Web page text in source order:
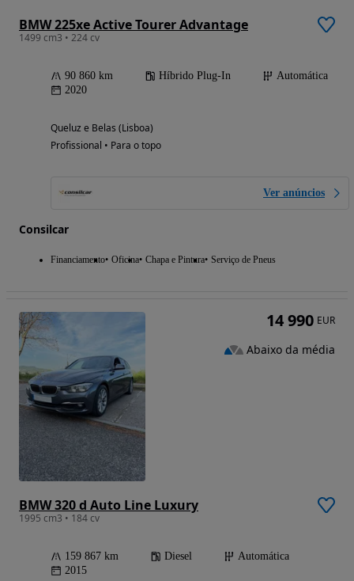
BMW 225xe Active Tourer Advantage
1499 cm3 • 224 cv
90 860 km Híbrido Plug-In
Automática
2020
Queluz e Belas (Lisboa)
Profissional • Para o topo
Ver anúncios
Consilcar
Financiamento Oficina Chapa e Pintura Serviço de Pneus
BMW 320 d Auto Line Luxury
1995 cm3 • 184 cv
159 867 km Diesel
Automática
2015
14 990 EUR
Abaixo da média